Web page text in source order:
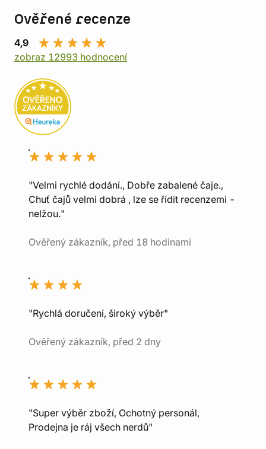
Ověřené recenze
4,9
zobraz 12993 hodnocení
"Velmi rychlé dodání., Dobře zabalené čaje.,
Chuť čajů velmi dobrá , lze se řídit recenzemi -
nelžou."
Ověřený zákazník, před 18 hodinami
"Rychlá doručení, široký výběr"
Ověřený zákazník, před 2 dny
"Super výběr zboží, Ochotný personál,
Prodejna je ráj všech nerdů"